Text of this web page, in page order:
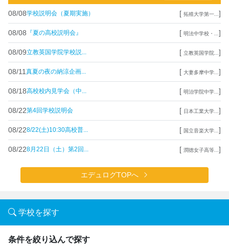
08/08学校説明会（夏期実施） [ 拓殖大学第一... ]
08/08 『夏の高校説明会』 [ 明法中学校・... ]
08/09立教英国学院学校説... [ 立教英国学院... ]
08/11 真夏の夜の納涼企画... [ 大妻多摩中学... ]
08/18高校校内見学会（中... [ 明治学院中学... ]
08/22第4回学校説明会 [ 日本工業大学... ]
08/228/22(土)10:30高校普... [ 国立音楽大学... ]
08/228月22日（土）第2回... [ 潤徳女子高等... ]
エデュログTOPへ
学校を探す
条件を絞り込んで探す